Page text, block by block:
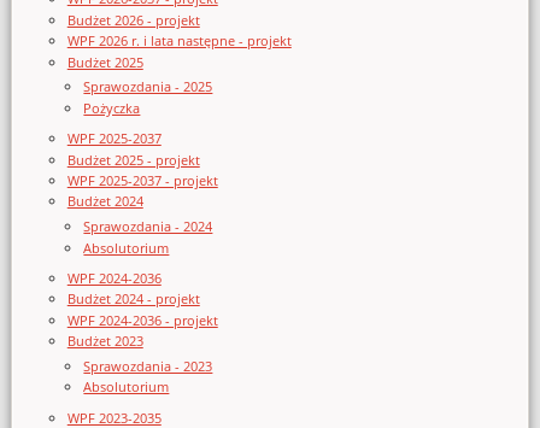
Budżet 2026 - projekt
WPF 2026 r. i lata następne - projekt
Budżet 2025
Sprawozdania - 2025
Pożyczka
WPF 2025-2037
Budżet 2025 - projekt
WPF 2025-2037 - projekt
Budżet 2024
Sprawozdania - 2024
Absolutorium
WPF 2024-2036
Budżet 2024 - projekt
WPF 2024-2036 - projekt
Budżet 2023
Sprawozdania - 2023
Absolutorium
WPF 2023-2035